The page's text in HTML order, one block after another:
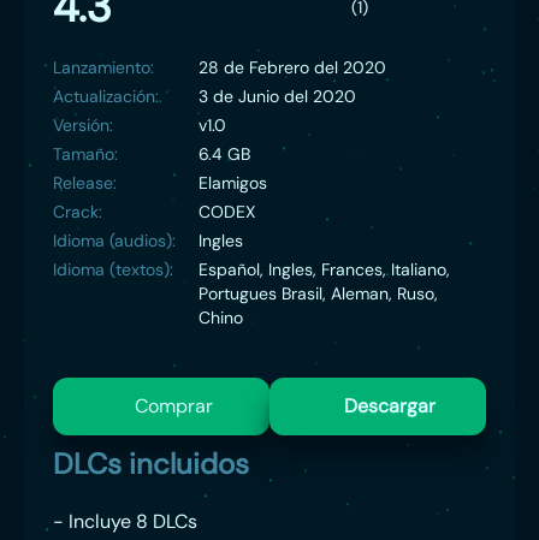
(1)
Lanzamiento:
28 de Febrero del 2020
Actualización:
3 de Junio del 2020
Versión:
v1.0
Tamaño:
6.4 GB
Release:
Elamigos
Crack:
CODEX
Idioma (audios):
Ingles
Idioma (textos):
Español, Ingles, Frances, Italiano,
Portugues Brasil, Aleman, Ruso,
Chino
Comprar Descargar
DLCs incluidos
- Incluye 8 DLCs